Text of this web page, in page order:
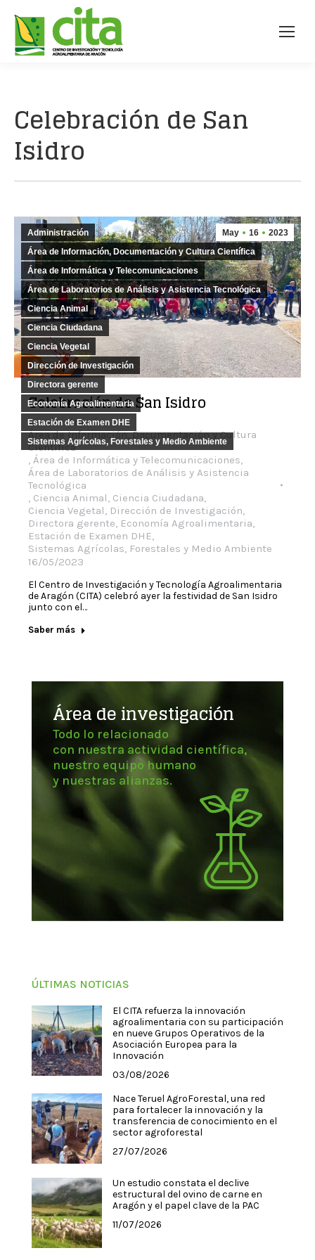
Celebración de San
Isidro
May 16 2023
Administración
Área de Información, Documentación y Cultura Científica
Área de Informática y Telecomunicaciones
Área de Laboratorios de Análisis y Asistencia Tecnológica
Ciencia Animal
Ciencia Ciudadana
Ciencia Vegetal
Dirección de Investigación
Directora gerente
Economía Agroalimentaria
Estación de Examen DHE
Sistemas Agrícolas, Forestales y Medio Ambiente
Celebración de San Isidro
Administración,
Área de Información, Documentación y Cultura
Científica
, Área de Informática y Telecomunicaciones,
Área de Laboratorios de Análisis y Asistencia
Tecnológica
, Ciencia Animal, Ciencia Ciudadana,
Ciencia Vegetal, Dirección de Investigación,
Directora gerente, Economía Agroalimentaria,
Estación de Examen DHE,
Sistemas Agrícolas, Forestales y Medio Ambiente
16/05/2023
El Centro de Investigación y Tecnología Agroalimentaria
de Aragón (CITA) celebró ayer la festividad de San Isidro
junto con el…
Saber más
Área de investigación
Todo lo relacionado
con nuestra actividad científica,
nuestro equipo humano
y nuestras alianzas.
ÚLTIMAS NOTICIAS
El CITA refuerza la innovación
agroalimentaria con su participación
en nueve Grupos Operativos de la
Asociación Europea para la
Innovación
03/08/2026
Nace Teruel AgroForestal, una red
para fortalecer la innovación y la
transferencia de conocimiento en el
sector agroforestal
27/07/2026
Un estudio constata el declive
estructural del ovino de carne en
Aragón y el papel clave de la PAC
11/07/2026